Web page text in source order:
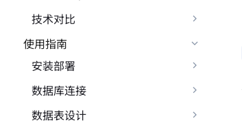
技术对比
使用指南
安装部署
数据库连接
数据表设计